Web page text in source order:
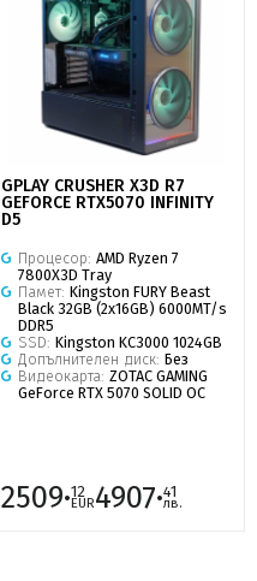
GPLAY CRUSHER X3D R7
GEFORCE RTX5070 INFINITY
D5
Процесор: AMD Ryzen 7
7800X3D Tray
Памет: Kingston FURY Beast
Black 32GB (2x16GB) 6000MT/s
DDR5
SSD: Kingston KC3000 1024GB
Допълнителен диск: Без
Видеокарта: ZOTAC GAMING
GeForce RTX 5070 SOLID OC
2509·12
EUR4907·41
лв.